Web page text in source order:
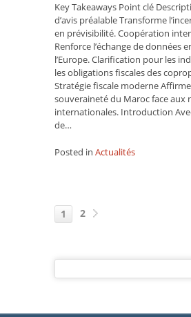
MRE
!
Key Takeaways Point clé
d’avis préalable Transforme
en prévisibilité. Coopération
Renforce l’échange de données
l’Europe. Clarification pour les
les obligations fiscales des
Stratégie fiscale moderne
souveraineté du Maroc face aux
internationales. Introduction
de…
Posted in Actualités
des
1 2 Suivant